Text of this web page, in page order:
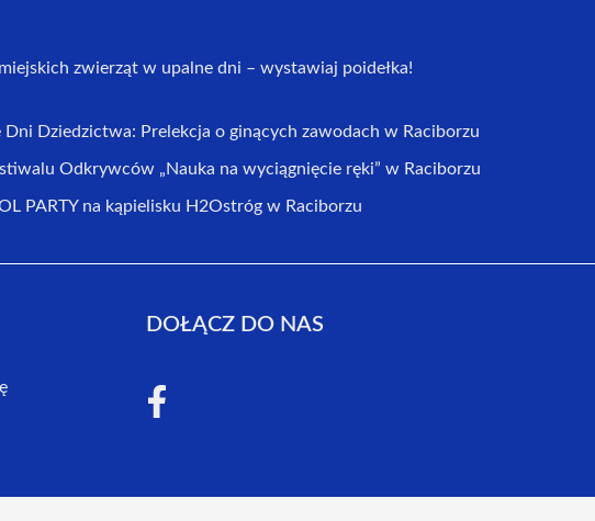
zwierząt w upalne dni – wystawiaj poidełka!
Dni Dziedzictwa: Prelekcja o ginących zawodach w Raciborzu
Odkrywców „Nauka na wyciągnięcie ręki” w Raciborzu
PARTY na kąpielisku H2Ostróg w Raciborzu
DOŁĄCZ DO NAS